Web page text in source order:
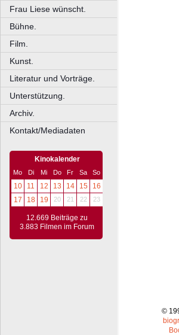
Frau Liese wünscht.
Bühne.
Film.
Kunst.
Literatur und Vorträge.
Unterstützung.
Archiv.
Kontakt/Mediadaten
Kinokalender
Mo Di Mi Do Fr Sa So
10 11 12 13 14 15
16
17
18 19 20 21 22 23
12.669 Beiträge zu
3.883 Filmen im Forum
©